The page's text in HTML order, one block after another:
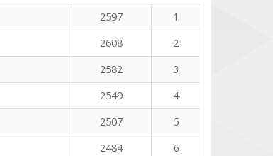
2597
1
2608
2
2582
3
2549
4
2507
5
2484
6